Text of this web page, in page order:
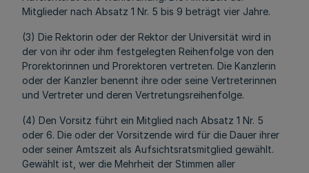
Mitglieder nach Absatz 1 Nr. 5 bis 9 beträgt vier Jahre.
(3) Die Rektorin oder der Rektor der Universität wird in
der von ihr oder ihm festgelegten Reihenfolge von den
Prorektorinnen und Prorektoren vertreten. Die Kanzlerin
oder der Kanzler benennt ihre oder seine Vertreterinnen
und Vertreter und deren Vertretungsreihenfolge.
(4) Den Vorsitz führt ein Mitglied nach Absatz 1 Nr. 5
oder 6. Die oder der Vorsitzende wird für die Dauer ihrer
oder seiner Amtszeit als Aufsichtsratsmitglied gewählt.
Gewählt ist, wer die Mehrheit der Stimmen aller